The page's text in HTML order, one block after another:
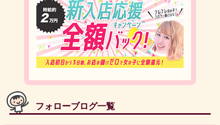
フォローブログ一覧